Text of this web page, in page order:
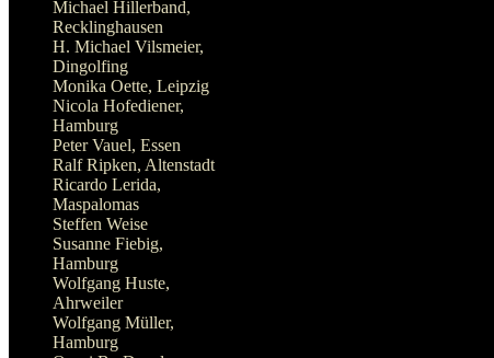
Michael Hillerband,
Recklinghausen
H. Michael Vilsmeier,
Dingolfing
Monika Oette, Leipzig
Nicola Hofediener,
Hamburg
Peter Vauel, Essen
Ralf Ripken, Altenstadt
Ricardo Lerida,
Maspalomas
Steffen Weise
Susanne Fiebig,
Hamburg
Wolfgang Huste,
Ahrweiler
Wolfgang Müller,
Hamburg